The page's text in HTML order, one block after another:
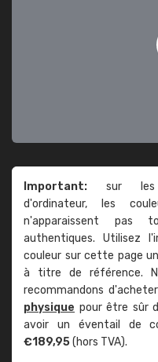
Important: sur les
d'ordinateur, les
n'apparaissent pas
authentiques. Utilisez
couleur sur cette page
à titre de référence.
recommandons d'acheter
physique pour être sûr
avoir un éventail de
€189,95(hors TVA).